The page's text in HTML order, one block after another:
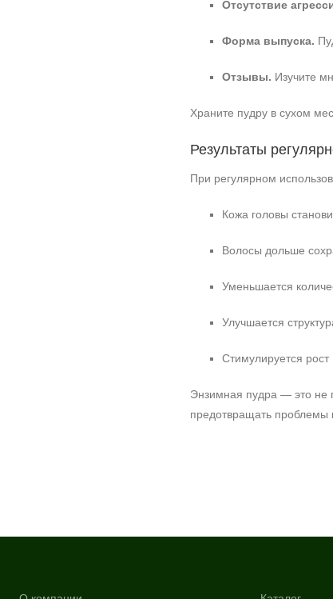
Отсутствие
Форма выпуска.
Отзывы. Изучите
Храните пудру в сухом
Результаты
При регулярном
Кожа головы
Волосы дольше
Уменьшается
Улучшается
Стимулируется
Энзимная пудра — это не
предотвращать проблемы